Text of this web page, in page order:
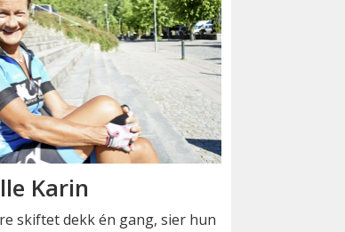
Karin
skiftet dekk én gang, sier hun